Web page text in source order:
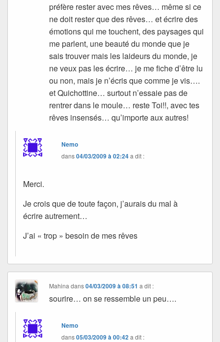
préfère rester avec mes rêves… même si ce
ne doit rester que des rêves… et écrire des
émotions qui me touchent, des paysages qui
me parlent, une beauté du monde que je
sais trouver mais les laideurs du monde, je
ne veux pas les écrire… je me fiche d’être lu
ou non, mais je n’écris que comme je vis….
et Quichottine… surtout n’essaie pas de
rentrer dans le moule… reste Toi!!, avec tes
rêves insensés… qu’importe aux autres!
Nemo
dans04/03/2009 à 02:24a dit :
Merci.
Je crois que de toute façon, j’aurais du mal à
écrire autrement…
J’ai « trop » besoin de mes rêves
Mahina dans04/03/2009 à 08:51 a dit :
sourire… on se ressemble un peu….
Nemo
dans05/03/2009 à 00:42a dit :